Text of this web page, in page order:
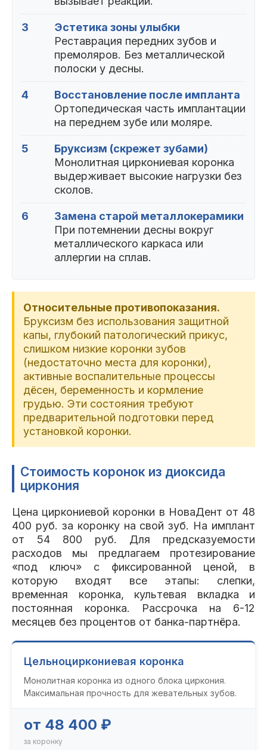
3
Эстетика зоны улыбки
Реставрация передних зубов и
премоляров. Без металлической
полоски у десны.
4
Восстановление после импланта
Ортопедическая часть имплантации
на переднем зубе или моляре.
5
Бруксизм (скрежет зубами)
Монолитная циркониевая коронка
выдерживает высокие нагрузки без
сколов.
6
Замена старой металлокерамики
При потемнении десны вокруг
металлического каркаса или
аллергии на сплав.
Относительные противопоказания.
Бруксизм без использования защитной
капы, глубокий патологический прикус,
слишком низкие коронки зубов
(недостаточно места для коронки),
активные воспалительные процессы
дёсен, беременность и кормление
грудью. Эти состояния требуют
предварительной подготовки перед
установкой коронки.
Стоимость коронок из диоксида
циркония
Цена циркониевой коронки в НоваДент от 48
400 руб. за коронку на свой зуб. На имплант
от 54 800 руб. Для предсказуемости
расходов мы предлагаем протезирование
«под ключ» с фиксированной ценой, в
которую входят все этапы: слепки,
временная коронка, культевая вкладка и
постоянная коронка. Рассрочка на 6-12
месяцев без процентов от банка-партнёра.
Цельноциркониевая коронка
Монолитная коронка из одного блока циркония.
Максимальная прочность для жевательных зубов.
от 48 400 ₽
за коронку